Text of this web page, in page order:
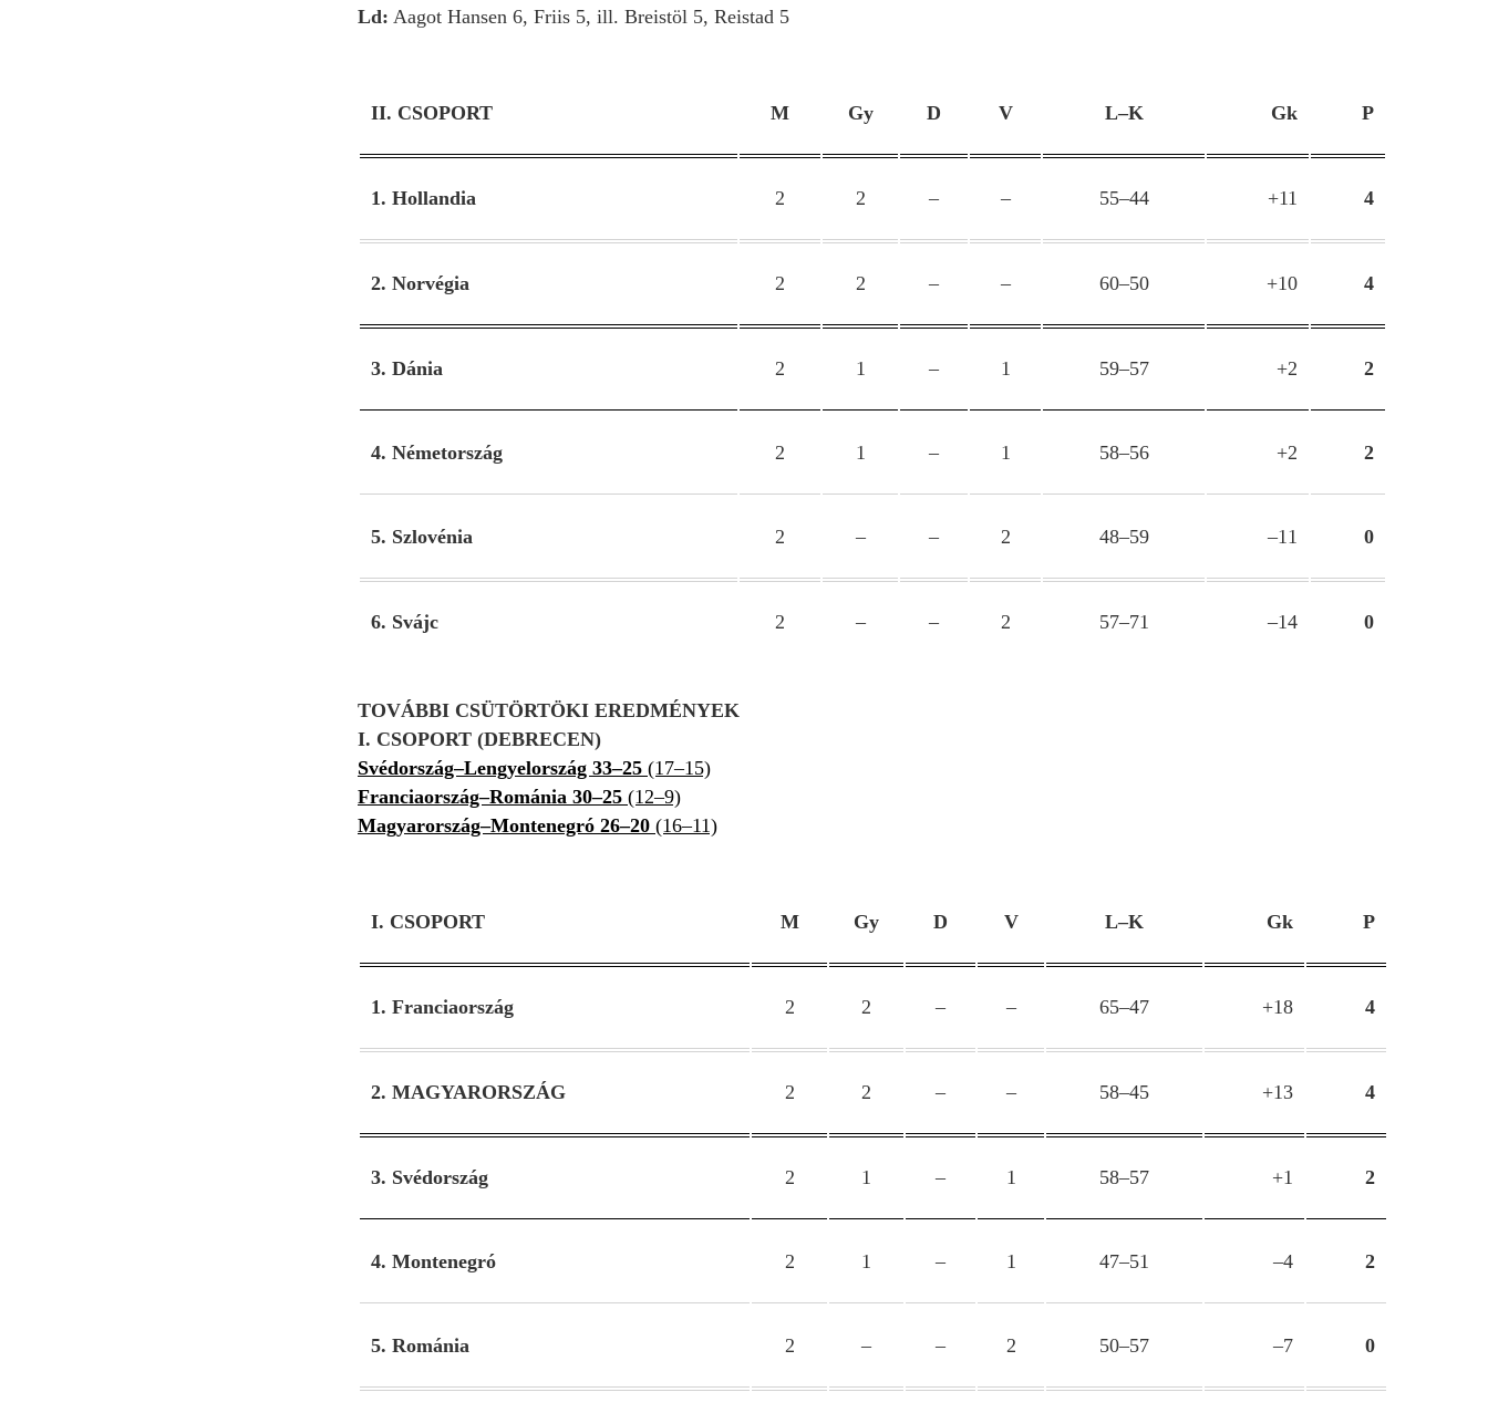
Ld: Aagot Hansen 6, Friis 5, ill. Breistöl 5, Reistad 5
II. CSOPORT M Gy D V L–K Gk P
1. Hollandia 2 2 – – 55–44 +11 4
2. Norvégia 2 2 – – 60–50 +10 4
3. Dánia 2 1 – 1 59–57 +2 2
4. Németország 2 1 – 1 58–56 +2 2
5. Szlovénia 2 – – 2 48–59 –11 0
6. Svájc 2 – – 2 57–71 –14 0
TOVÁBBI CSÜTÖRTÖKI EREDMÉNYEK
I. CSOPORT (DEBRECEN)
Svédország–Lengyelország 33–25 (17–15)
Franciaország–Románia 30–25 (12–9)
Magyarország–Montenegró 26–20 (16–11)
I. CSOPORT M Gy D V L–K Gk P
1. Franciaország 2 2 – – 65–47 +18 4
2. MAGYARORSZÁG 2 2 – – 58–45 +13 4
3. Svédország 2 1 – 1 58–57 +1 2
4. Montenegró 2 1 – 1 47–51 –4 2
5. Románia 2 – – 2 50–57 –7 0